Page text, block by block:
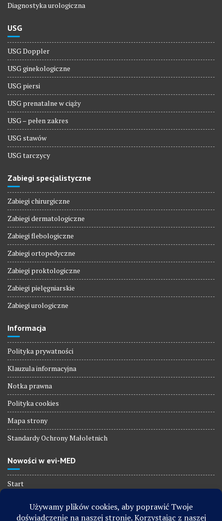
Diagnostyka urologiczna
USG
USG Doppler
USG ginekologiczne
USG piersi
USG prenatalne w ciąży
USG – pełen zakres
USG stawów
USG tarczycy
Zabiegi specjalistyczne
Zabiegi chirurgiczne
Zabiegi dermatologiczne
Zabiegi flebologiczne
Zabiegi ortopedyczne
Zabiegi proktologiczne
Zabiegi pielęgniarskie
Zabiegi urologiczne
Informacja
Polityka prywatności
Klauzula informacyjna
Notka prawna
Polityka cookies
Mapa strony
Standardy Ochrony Małoletnich
Nowości w evi-MED
Start
Lekarze specjaliści Gdynia